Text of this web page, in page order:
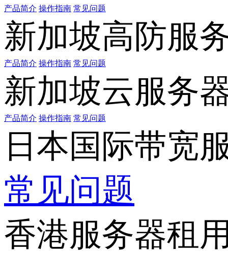
产品简介 操作指南 常见问题
新加坡高防服
产品简介 操作指南 常见问题
新加坡云服务
产品简介 操作指南 常见问题
日本国际带宽
常见问题
香港服务器租